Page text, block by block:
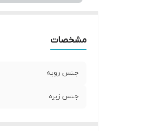
مشخصات
جنس رویه
جنس زیره